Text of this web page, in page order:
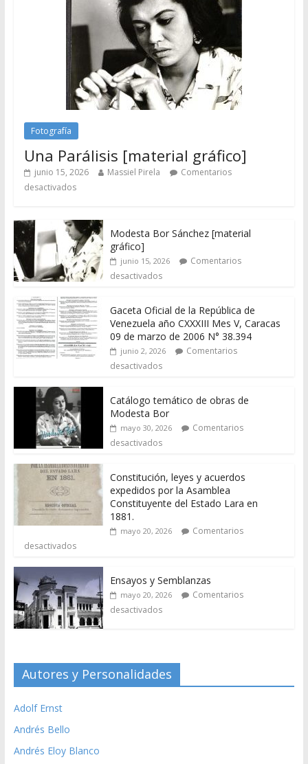
Fotografía
Una Parálisis [material gráfico]
junio 15, 2026 Massiel Pirela
Comentarios
desactivados
Modesta Bor Sánchez [material
gráfico]
junio 15, 2026
Comentarios
desactivados
Gaceta Oficial de la República de
Venezuela año CXXXIII Mes V, Caracas
09 de marzo de 2006 N° 38.394
junio 2, 2026
Comentarios
desactivados
Catálogo temático de obras de
Modesta Bor
mayo 30, 2026
Comentarios
desactivados
Constitución, leyes y acuerdos
expedidos por la Asamblea
Constituyente del Estado Lara en
1881.
mayo 20, 2026
Comentarios
desactivados
Ensayos y Semblanzas
mayo 20, 2026
Comentarios
desactivados
Autores y Personalidades
Adolf Ernst
Andrés Bello
Andrés Eloy Blanco